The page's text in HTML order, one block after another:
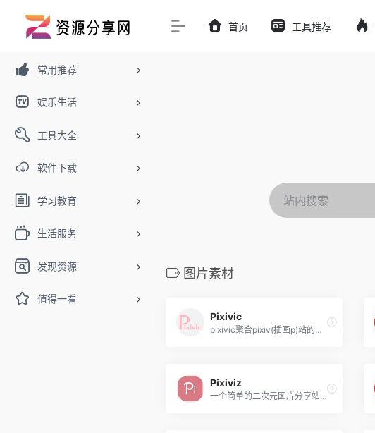
常用推荐
娱乐生活
工具大全
软件下载
学习教育
生活服务
发现资源
值得一看
首页 工具推荐
图片素材
Pixivic
pixivic聚合pixiv(插画p)站的图片网站
Pixiviz
一个简单的二次元图片分享站 p站